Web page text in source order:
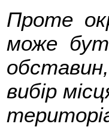
Проте
може
вибір